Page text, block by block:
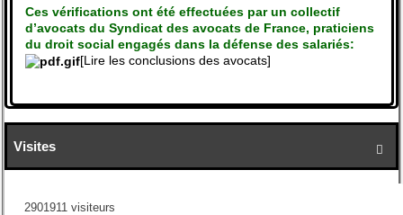

Visites
2901911 visiteurs
Ces vérifications ont été effectuées par un collectif
d’avocats du Syndicat des avocats de France, praticiens
du droit social engagés dans la défense des salariés:
[Lire les conclusions des avocats]